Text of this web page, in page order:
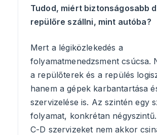
Tudod, miért biztonságosabb
repülőre szállni, mint autóba?
Mert a légiközlekedés a
folyamatmenedzsment csúcsa.
a repülőterek és a repülés
hanem a gépek karbantartása
szervizelése is. Az szintén egy
folyamat, konkrétan
C-D szervizeket nem akkor